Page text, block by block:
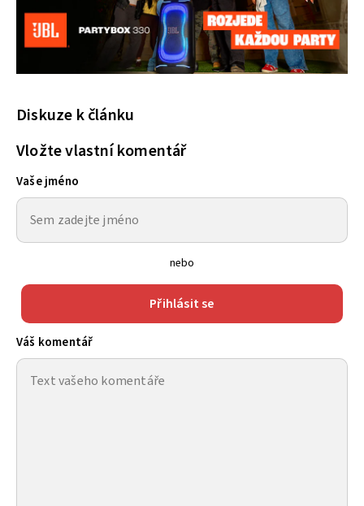
Diskuze k článku
Vložte vlastní komentář
Vaše jméno
nebo
Přihlásit se
Váš komentář